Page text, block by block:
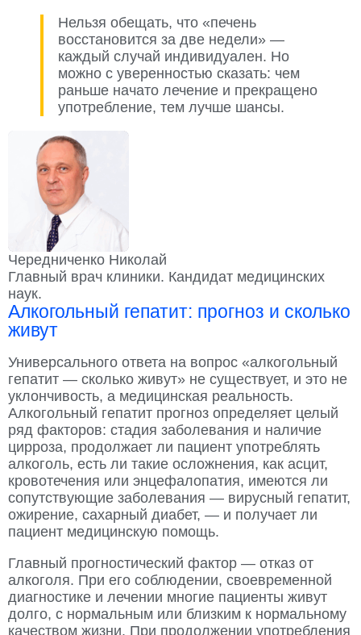
Нельзя обещать, что «печень
восстановится за две недели» —
каждый случай индивидуален. Но
можно с уверенностью сказать: чем
раньше начато лечение и прекращено
употребление, тем лучше шансы.
Чередниченко Николай
Главный врач клиники. Кандидат медицинских
наук.
Алкогольный гепатит: прогноз и сколько
живут
Универсального ответа на вопрос «алкогольный
гепатит — сколько живут» не существует, и это не
уклончивость, а медицинская реальность.
Алкогольный гепатит прогноз определяет целый
ряд факторов: стадия заболевания и наличие
цирроза, продолжает ли пациент употреблять
алкоголь, есть ли такие осложнения, как асцит,
кровотечения или энцефалопатия, имеются ли
сопутствующие заболевания — вирусный гепатит,
ожирение, сахарный диабет, — и получает ли
пациент медицинскую помощь.
Главный прогностический фактор — отказ от
алкоголя. При его соблюдении, своевременной
диагностике и лечении многие пациенты живут
долго, с нормальным или близким к нормальному
качеством жизни. При продолжении употребления